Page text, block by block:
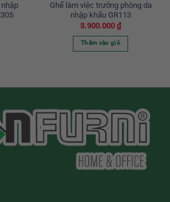
Ghế làm việc trưởng phòng da
nhập khẩu GR113
3.900.000 ₫
Thêm vào giỏ